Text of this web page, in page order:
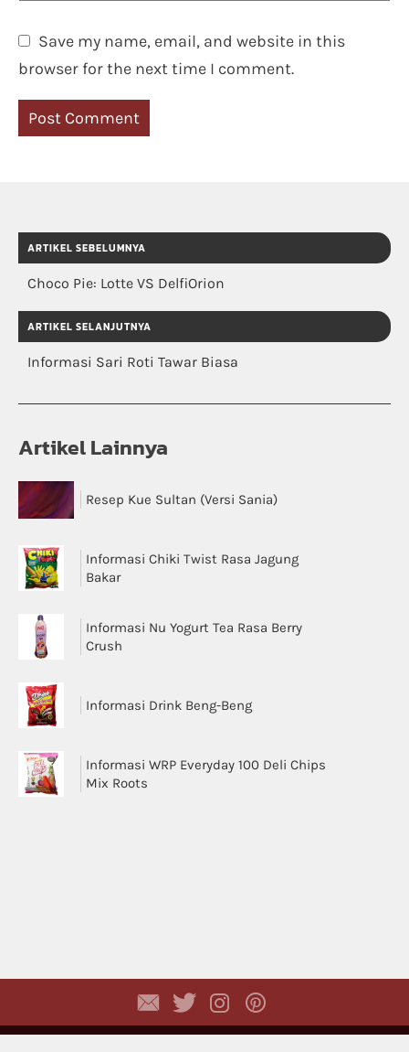
Save my name, email, and website in this
browser for the next time I comment.
ARTIKEL SEBELUMNYA
Choco Pie: Lotte VS DelfiOrion
ARTIKEL SELANJUTNYA
Informasi Sari Roti Tawar Biasa
Artikel Lainnya
Resep Kue Sultan (Versi Sania)
Informasi Chiki Twist Rasa Jagung
Bakar
Informasi Nu Yogurt Tea Rasa Berry
Crush
Informasi Drink Beng-Beng
Informasi WRP Everyday 100 Deli Chips
Mix Roots